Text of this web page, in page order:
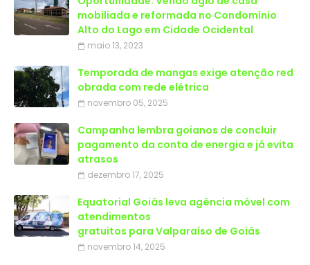
mobiliada e reformada no Condomínio
Alto do Lago em Cidade Ocidental
maio 13, 2023
Temporada de mangas exige atenção red
obrada com rede elétrica
novembro 05, 2025
Campanha lembra goianos de concluir
pagamento da conta de energia e já evita
atrasos
dezembro 17, 2025
Equatorial Goiás leva agência móvel com
atendimentos
gratuitos para Valparaíso de Goiás
novembro 14, 2025